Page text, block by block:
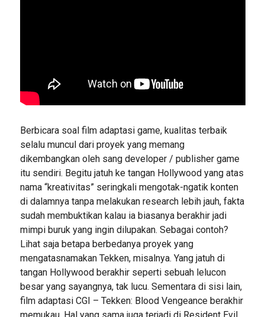
Berbicara soal film adaptasi game, kualitas terbaik
selalu muncul dari proyek yang memang
dikembangkan oleh sang developer / publisher game
itu sendiri. Begitu jatuh ke tangan Hollywood yang atas
nama “kreativitas” seringkali mengotak-ngatik konten
di dalamnya tanpa melakukan research lebih jauh, fakta
sudah membuktikan kalau ia biasanya berakhir jadi
mimpi buruk yang ingin dilupakan. Sebagai contoh?
Lihat saja betapa berbedanya proyek yang
mengatasnamakan Tekken, misalnya. Yang jatuh di
tangan Hollywood berakhir seperti sebuah lelucon
besar yang sayangnya, tak lucu. Sementara di sisi lain,
film adaptasi CGI – Tekken: Blood Vengeance berakhir